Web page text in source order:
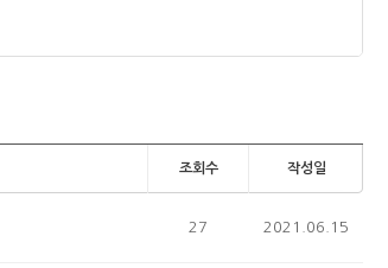
조회수 작성일
27 2021.06.15